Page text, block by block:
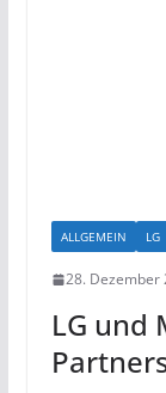
ALLGEMEIN LG
28. Dezember
LG und